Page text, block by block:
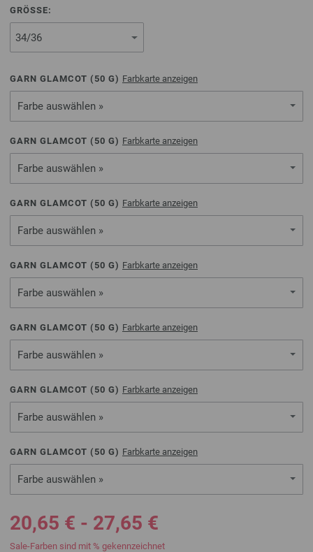
GRÖSSE:
GARN GLAMCOT ( 50 G) Farbkarte anzeigen
Farbe auswählen »
GARN GLAMCOT ( 50 G) Farbkarte anzeigen
Farbe auswählen »
GARN GLAMCOT ( 50 G) Farbkarte anzeigen
Farbe auswählen »
GARN GLAMCOT ( 50 G) Farbkarte anzeigen
Farbe auswählen »
GARN GLAMCOT ( 50 G) Farbkarte anzeigen
Farbe auswählen »
GARN GLAMCOT ( 50 G) Farbkarte anzeigen
Farbe auswählen »
GARN GLAMCOT ( 50 G) Farbkarte anzeigen
Farbe auswählen »
20,65 € - 27,65 €
Sale-Farben sind mit % gekennzeichnet